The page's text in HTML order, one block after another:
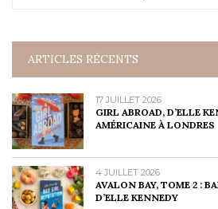
ARTICLES RÉCENTS
17 JUILLET 2026
GIRL ABROAD, D’ELLE
AMÉRICAINE À LONDRES
4 JUILLET 2026
AVALON BAY, TOME 2 :
D’ELLE KENNEDY